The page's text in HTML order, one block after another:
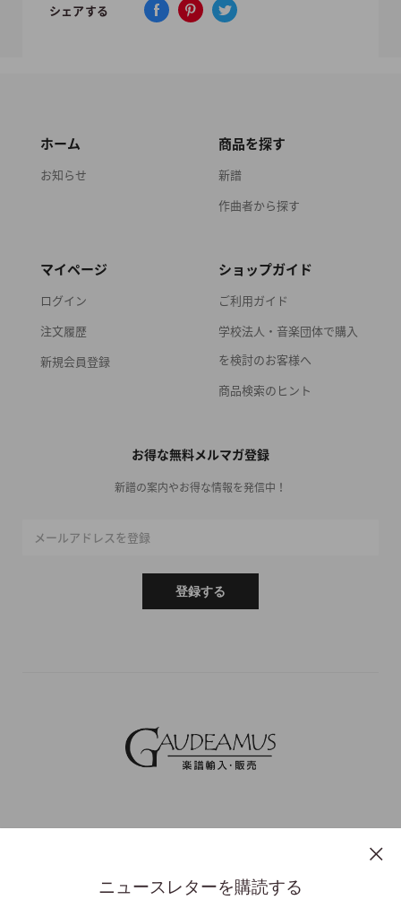
ニュースレターを購読する
シェアする
ホーム
お知らせ
商品を探す
新譜
作曲者から探す
マイページ
ログイン
注文履歴
新規会員登録
ショップガイド
ご利用ガイド
学校法人・音楽団体で購入
を検討のお客様へ
商品検索のヒント
お得な無料メルマガ登録
新譜の案内やお得な情報を発信中！
メールアドレスを登録
登録する
プライバシーポリシー 特定商取引法表示 利用規約